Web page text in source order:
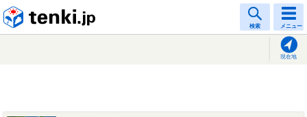
検索 メニュー
現在地